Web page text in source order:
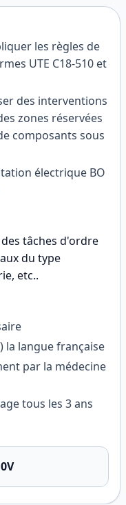
les règles de
UTE C18-510 et
des interventions
zones réservées
composants sous
électrique BO
tâches d'ordre
du type
etc..
la langue française
par la médecine
tous les 3 ans